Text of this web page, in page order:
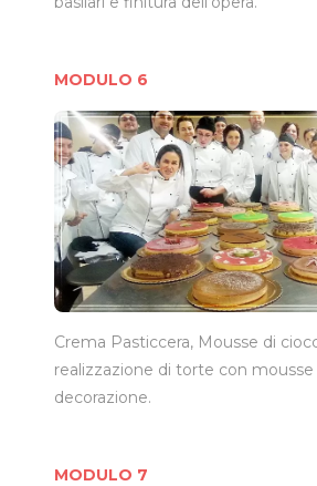
MODULO 6
Crema Pasticcera, Mousse di
realizzazione di torte con mousse
decorazione.
MODULO 7